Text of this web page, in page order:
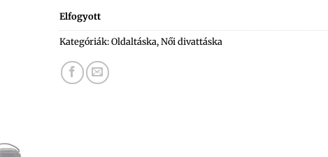
Elfogyott
Kategóriák:Oldaltáska,Női divattáska